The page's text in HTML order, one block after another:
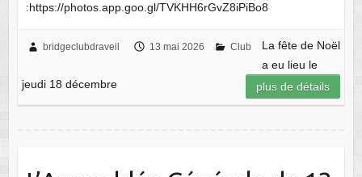
:https://photos.app.goo.gl/TVKHH6rGvZ8iPiBo8
bridgeclubdraveil 13 mai 2026 Club
La fête de Noël
a eu lieu le
jeudi 18 décembre
plus de détails